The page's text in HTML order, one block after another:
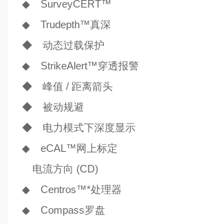
◆ SurveyCERT™
◆ Trudepth™真深
◆ 动态过载保护
◆ StrikeAlert™穿透报警
◆ 峰值 / 距离箭头
◆ 被动规避
◆ 电力模式下深度显示
◆ eCAL™网上标定
电流方向 (CD)
◆ Centros™*处理器
◆ Compass罗盘